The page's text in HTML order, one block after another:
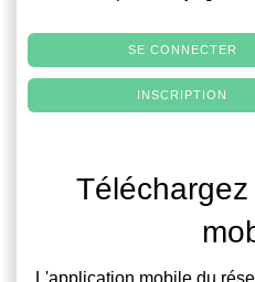
SE CONNECTER
INSCRIPTION
L'application mobile du